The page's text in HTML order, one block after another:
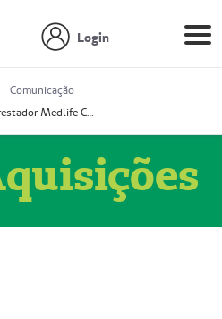
Login
Comunicação
Prestador Medlife Consultas e Diagnósticos (51004334-2)